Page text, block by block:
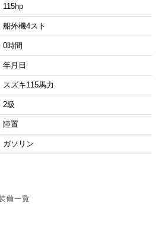
115hp
船外機4スト
0時間
年月日
スズキ115馬力
2級
陸置
ガソリン